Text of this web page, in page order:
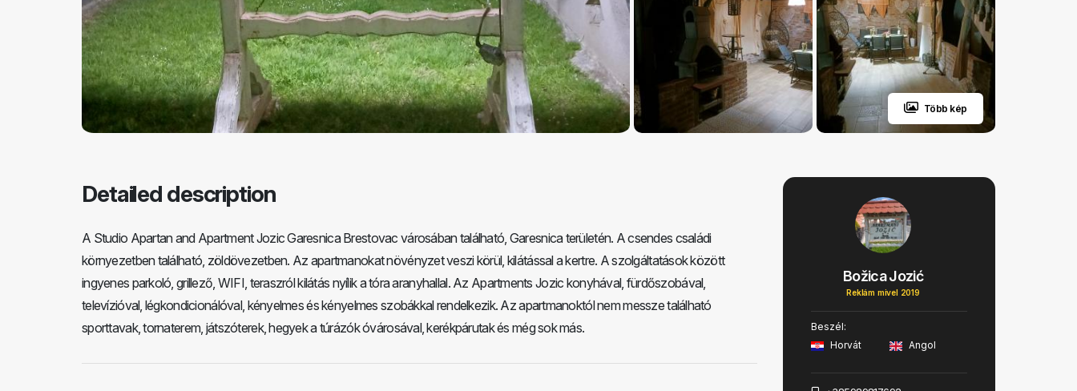
Több kép
Detailed description
A Studio Apartan and Apartment Jozic Garesnica Brestovac városában található, Garesnica területén. A csendes családi
környezetben található, zöldövezetben. Az apartmanokat növényzet veszi körül, kilátással a kertre. A szolgáltatások között
ingyenes parkoló, grillező, WIFI, teraszról kilátás nyílik a tóra aranyhallal. Az Apartments Jozic konyhával, fürdőszobával,
televízióval, légkondicionálóval, kényelmes és kényelmes szobákkal rendelkezik. Az apartmanoktól nem messze található
sporttavak, tornaterem, játszóterek, hegyek a túrázók óvárosával, kerékpárutak és még sok más.
Božica Jozić
Reklám mivel 2019
Beszél:
Horvát
Angol